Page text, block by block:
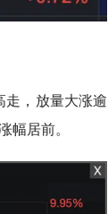
走，放量大涨逾
居前。